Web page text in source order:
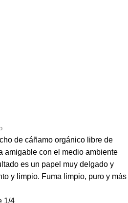
de cáñamo orgánico libre de
amigable con el medio ambiente
es un papel muy delgado y
y limpio. Fuma limpio, puro y más
1/4